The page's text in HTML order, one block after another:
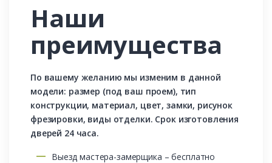
Наши
преимущества
По вашему желанию мы изменим в данной
модели: размер (под ваш проем), тип
конструкции, материал, цвет, замки, рисунок
фрезировки, виды отделки. Срок изготовления
дверей 24 часа.
Выезд мастера-замерщика – бесплатно